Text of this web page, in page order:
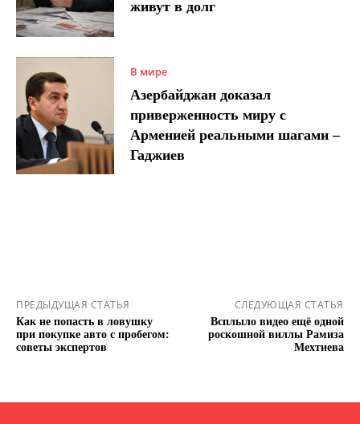
живут в долг
В мире
Азербайджан доказал
приверженность миру с
Арменией реальными шагами –
Гаджиев
ПРЕДЫДУЩАЯ СТАТЬЯ
Как не попасть в ловушку
при покупке авто с пробегом:
советы экспертов
СЛЕДУЮЩАЯ СТАТЬЯ
Всплыло видео ещё одной
роскошной виллы Рамиза
Мехтиева